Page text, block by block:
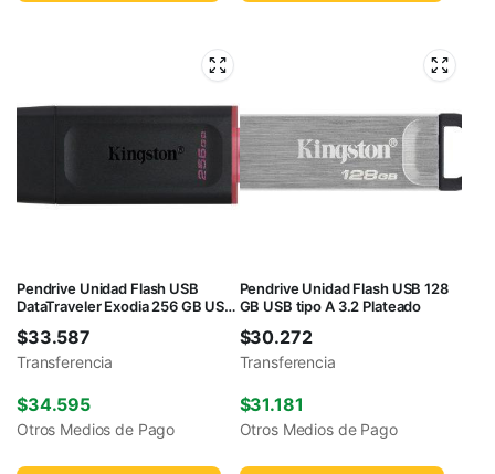
Pendrive Unidad Flash USB
DataTraveler Exodia 256 GB USB
$33.587
Transferencia
$34.595
Otros Medios de Pago
Pendrive Unidad Flash USB 128
GB USB tipo A 3.2 Plateado
$30.272
Transferencia
$31.181
Otros Medios de Pago